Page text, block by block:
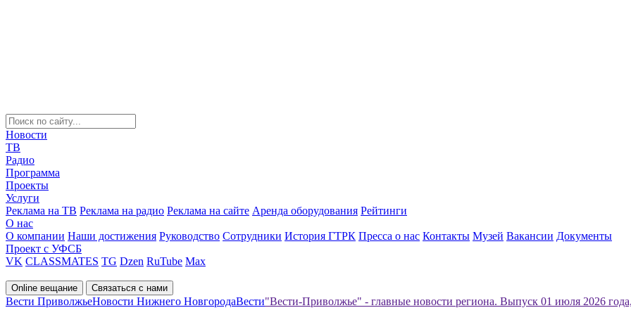
Новости
ТВ
Радио
Программа
Проекты
Услуги
Реклама на ТВ Реклама на радио Реклама на сайте Аренда оборудования Рейтинги
О нас
О компании Наши достижения Руководство Сотрудники История ГТРК Пресса о нас Контакты Музей Вакансии Документы
Проект с УФСБ
VK CLASSMATES TG Dzen RuTube Max
Online вещание Связаться с нами
Вести ПриволжьеНовости Нижнего НовгородаВести"Вести-Приволжье" - главные новости региона. Выпуск 01 июля 2026